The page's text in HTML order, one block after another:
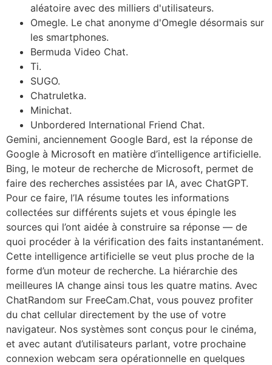
aléatoire avec des milliers d'utilisateurs.
Omegle. Le chat anonyme d'Omegle désormais sur
les smartphones.
Bermuda Video Chat.
Ti.
SUGO.
Chatruletka.
Minichat.
Unbordered International Friend Chat.
Gemini, anciennement Google Bard, est la réponse de
Google à Microsoft en matière d’intelligence artificielle.
Bing, le moteur de recherche de Microsoft, permet de
faire des recherches assistées par IA, avec ChatGPT.
Pour ce faire, l’IA résume toutes les informations
collectées sur différents sujets et vous épingle les
sources qui l’ont aidée à construire sa réponse — de
quoi procéder à la vérification des faits instantanément.
Cette intelligence artificielle se veut plus proche de la
forme d’un moteur de recherche. La hiérarchie des
meilleures IA change ainsi tous les quatre matins. Avec
ChatRandom sur FreeCam.Chat, vous pouvez profiter
du chat cellular directement by the use of votre
navigateur. Nos systèmes sont conçus pour le cinéma,
et avec autant d’utilisateurs parlant, votre prochaine
connexion webcam sera opérationnelle en quelques